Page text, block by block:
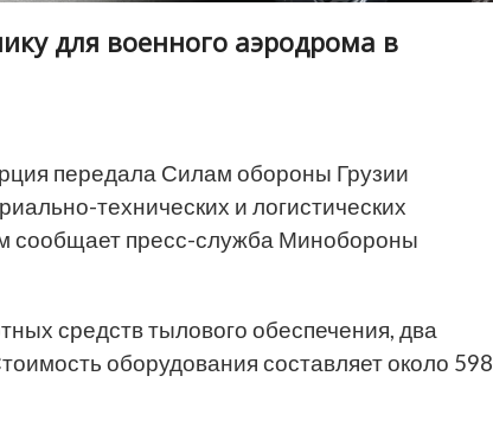
для военного аэродрома в
передала Силам обороны Грузии
технических и логистических
сообщает пресс-служба Минобороны
средств тылового обеспечения, два
оборудования составляет около 598